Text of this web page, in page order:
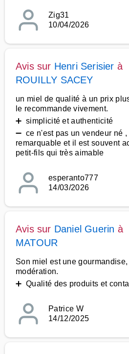
Zig31
10/04/2026
Avis sur Henri Serisier à
ROUILLY SACEY
un miel de qualité à un prix
le recommande vivement.
➕ simplicité et authenticité
➖ ce n'est pas un vendeur né
remarquable et il est souvent
petit-fils qui très aimable
esperanto777
14/03/2026
Avis sur Daniel Guerin à
MATOUR
Son miel est une
modération.
➕ Qualité des produits et
Patrice W
14/12/2025